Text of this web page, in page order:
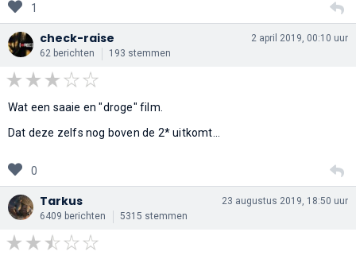
1
check-raise
62 berichten 193 stemmen
2 april 2019, 00:10 uur
Wat een saaie en "droge" film.
Dat deze zelfs nog boven de 2* uitkomt...
0
Tarkus
6409 berichten 5315 stemmen
23 augustus 2019, 18:50 uur